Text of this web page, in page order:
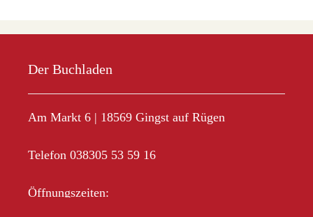
Der Buchladen
Am Markt 6 | 18569 Gingst auf Rügen
Telefon 038305 53 59 16
Öffnungszeiten: